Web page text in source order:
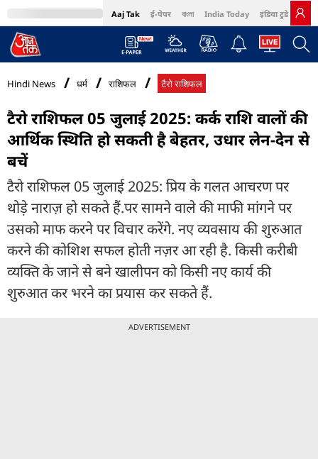
Aaj Tak ई-पेपर বাংলা India Today इंडिया टुडे हिंदी
MumbaiTak Cosmopolitan Harper's Bazaar Northeast
Hindi News धर्म राशिफल टैरो राशिफल
टैरो राशिफल 05 जुलाई 2025: कर्क राशि वालों की
आर्थिक स्थिति हो सकती है बेहतर, उधार लेन-देन से
बचें
टैरो राशिफल 05 जुलाई 2025: प्रिय के गलत आचरण पर
थोड़े नाराज़ हो सकते हैं.पर सामने वाले की माफी मांगने पर
उसको माफ करने पर विचार करेंगे. नए व्यवसाय की शुरुआत
करने की कोशिश सफल होती नज़र आ रही है. किसी करीबी
व्यक्ति के जाने से बने खालीपन को किसी नए कार्य की
शुरुआत कर भरने का प्रयास कर सकते हैं.
ADVERTISEMENT